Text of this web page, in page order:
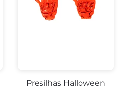
Presilhas Halloween